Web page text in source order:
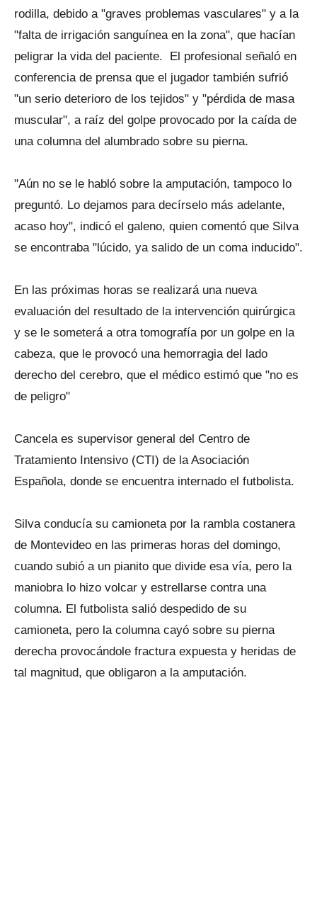
rodilla, debido a "graves problemas vasculares" y a la
"falta de irrigación sanguínea en la zona", que hacían
peligrar la vida del paciente. El profesional señaló en
conferencia de prensa que el jugador también sufrió
"un serio deterioro de los tejidos" y "pérdida de masa
muscular", a raíz del golpe provocado por la caída de
una columna del alumbrado sobre su pierna.
"Aún no se le habló sobre la amputación, tampoco lo
preguntó. Lo dejamos para decírselo más adelante,
acaso hoy", indicó el galeno, quien comentó que Silva
se encontraba "lúcido, ya salido de un coma inducido".
En las próximas horas se realizará una nueva
evaluación del resultado de la intervención quirúrgica
y se le someterá a otra tomografía por un golpe en la
cabeza, que le provocó una hemorragia del lado
derecho del cerebro, que el médico estimó que "no es
de peligro"
Cancela es supervisor general del Centro de
Tratamiento Intensivo (CTI) de la Asociación
Española, donde se encuentra internado el futbolista.
Silva conducía su camioneta por la rambla costanera
de Montevideo en las primeras horas del domingo,
cuando subió a un pianito que divide esa vía, pero la
maniobra lo hizo volcar y estrellarse contra una
columna. El futbolista salió despedido de su
camioneta, pero la columna cayó sobre su pierna
derecha provocándole fractura expuesta y heridas de
tal magnitud, que obligaron a la amputación.